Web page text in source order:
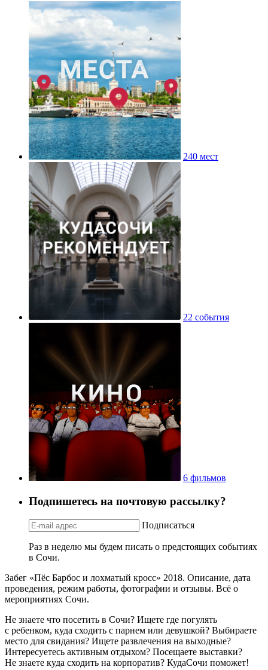
240 мест
22 события
6 фильмов
Подпишетесь на почтовую рассылку?
Подписаться
Раз в неделю мы будем писать о предстоящих событиях
в Сочи.
Забег «Пёс Барбос и лохматый кросс» 2018. Описание, дата
проведения, режим работы, фотографии и отзывы. Всё о
мероприятиях Сочи.
Не знаете что посетить в Сочи? Ищете где погулять
с ребенком, куда сходить с парнем или девушкой? Выбираете
место для свидания? Ищете развлечения на выходные?
Интересуетесь активным отдыхом? Посещаете выставки?
Не знаете куда сходить на корпоратив? КудаСочи поможет!